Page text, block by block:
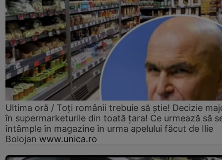
Ultima oră / Toți românii trebuie să știe! Decizie
în supermarketurile din toată țara! Ce urmează să
întâmple în magazine în urma apelului făcut de Ilie
Bolojan www.unica.ro